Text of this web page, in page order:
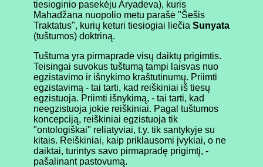
tiesioginio pasekėju Aryadeva), kuris
Mahadžana nuopolio metu parašė "Šešis
Traktatus", kurių keturi tiesiogiai liečia Sunyata
(tuštumos) doktriną.
Tuštuma yra pirmapradė visų daiktų prigimtis.
Teisingai suvokus tuštumą tampi laisvas nuo
egzistavimo ir išnykimo kraštutinumų. Priimti
egzistavimą - tai tarti, kad reiškiniai iš tiesų
egzistuoja. Priimti išnykimą, - tai tarti, kad
neegzistuoja jokie reiškiniai. Pagal tuštumos
koncepciją, reiškiniai egzistuoja tik
"ontologiškai" reliatyviai, t.y. tik santykyje su
kitais. Reiškiniai, kaip priklausomi įvykiai, o ne
daiktai, turintys savo pirmapradę prigimtį, -
pašalinant pastovumą.